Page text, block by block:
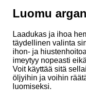
Luomu
Laadukas ja ihoa
täydellinen valinta
ihon- ja
imeytyy nopeasti
Voit käyttää sitä
öljyihin ja voihin
luomiseksi.